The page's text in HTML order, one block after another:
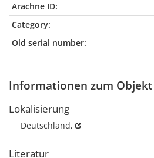
Arachne ID:
Category:
Old serial number:
Informationen zum Objekt
Lokalisierung
Deutschland,
Literatur